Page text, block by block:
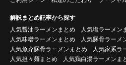
解説まとめ記事から探す
人気醤油ラーメンまとめ
人気塩ラーメン
人気味噌ラーメンまとめ
人気豚骨ラーメ
人気魚介豚骨ラーメンまとめ
人気家系ラ
人気担々麺まとめ
人気鶏白湯ラーメンま